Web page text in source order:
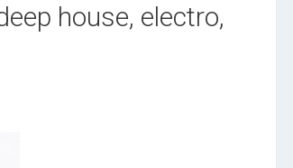
house, electro,